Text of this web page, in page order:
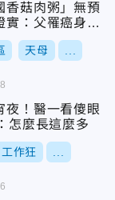
香菇肉粥」無預
：父罹癌身體
天母
夜！醫一看傻眼
怎麼長這麼多
工作狂